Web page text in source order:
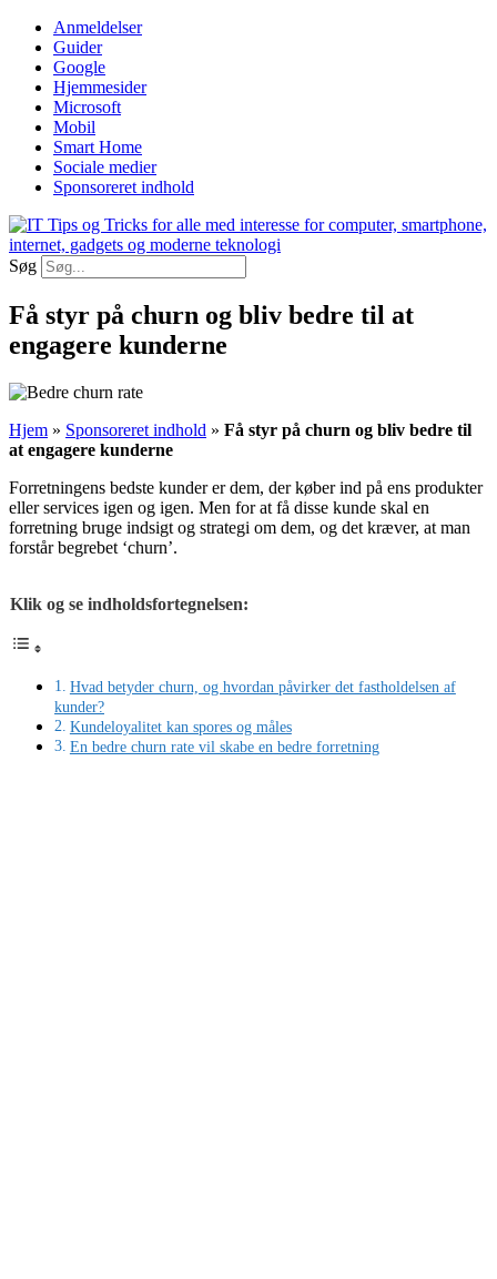
Videre
indhold
Anmeldelser
Guider
Google
Hjemmesider
Microsoft
Mobil
Smart Home
Sociale medier
Sponsoreret indhold
Søg
Få styr på churn og bliv bedre til at
engagere kunderne
Hjem » Sponsoreret indhold » Få styr på churn og bliv bedre til
at engagere kunderne
Forretningens bedste kunder er dem, der køber ind på ens produkter
eller services igen og igen. Men for at få disse kunde skal en
forretning bruge indsigt og strategi om dem, og det kræver, at man
forstår begrebet ‘churn’.
Klik og se indholdsfortegnelsen:
Hvad betyder churn, og hvordan påvirker det fastholdelsen af
kunder?
Kundeloyalitet kan spores og måles
En bedre churn rate vil skabe en bedre forretning